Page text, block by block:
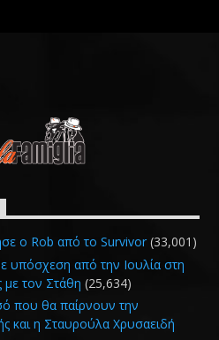
ο Rob από το Survivor (33,001)
υπόσχεση από την Ιουλία στη
με τον Στάθη (25,634)
που θα παίρνουν την
και η Σταυρούλα Χρυσαειδή